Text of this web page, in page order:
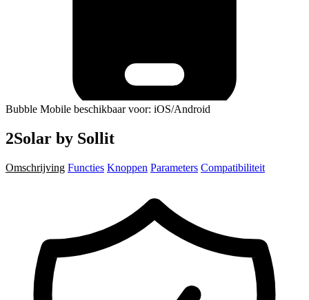
Bubble Mobile beschikbaar voor: iOS/Android
2Solar by Sollit
Omschrijving Functies Knoppen Parameters Compatibiliteit